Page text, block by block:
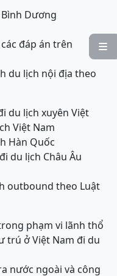

Bình Dương
đáp án trên
du lịch nội địa theo
du lịch xuyên Việt
Việt Nam
Hàn Quốc
du lịch Châu Âu
outbound theo Luật
phạm vi lãnh thổ
trú ở Việt Nam đi du
nước ngoài và công